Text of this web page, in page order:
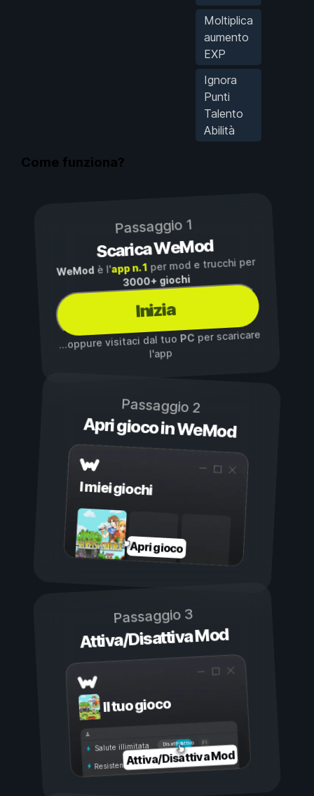
Moltiplica
aumento
EXP
Ignora
Punti
Talento
Abilità
Come funziona?
Passaggio 1
Scarica WeMod
WeMod è l'app n. 1per mod e trucchi per
3000+ giochi
Inizia
...oppure visitaci dal tuoPC per scaricare
l'app
Passaggio 2
Apri gioco in WeMod
I miei giochi
Apri gioco
Passaggio 3
Attiva/Disattiva Mod
Il tuo gioco
Attivo
Disattivo
Salute illimitata
Resistenza illimitata
Attiva/Disattiva Mod